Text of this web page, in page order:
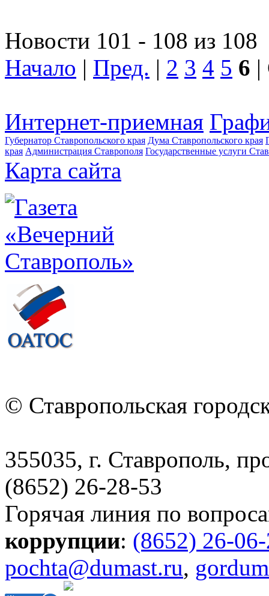
Новости 101 - 108 из 108
Начало | Пред. | 2 3 4 5 6 |
Интернет-приемная
Губернатор Ставропольского края Дума Ставропольского края
края Администрация Ставрополя Государственные услуги
Карта сайта
© Ставропольская
355035, г. Ставрополь,
(8652) 26-28-53
Горячая линия по
коррупции: (8652) 26-
pochta@dumast.ru,